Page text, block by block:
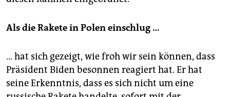
Als die Rakete in Polen einschlug …
… hat sich gezeigt, wie froh wir sein können, dass
Präsident Biden besonnen reagiert hat. Er hat
seine Erkenntnis, dass es sich nicht um eine